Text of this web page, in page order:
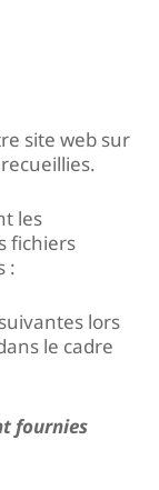
site web sur
les
fichiers
:
lors
le cadre
fournies